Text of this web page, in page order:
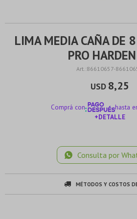
LIMA MEDIA CAÑA DE
PRO
86610657-
USD 8,25
Comprá con
hasta
+DETALLE
Consulta por
MÉTODOS Y COSTOS